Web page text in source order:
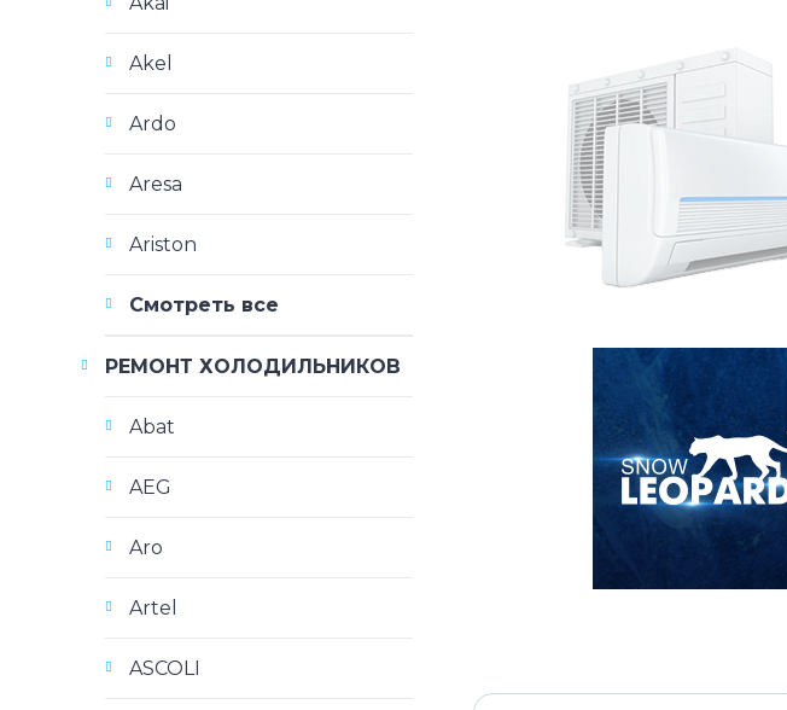
Akel
Ardo
Aresa
Ariston
Смотреть все
РЕМОНТ ХОЛОДИЛЬНИКОВ
Abat
AEG
Aro
Artel
ASCOLI